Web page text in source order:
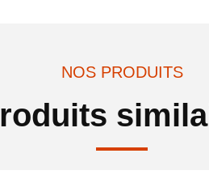
NOS PRODUITS